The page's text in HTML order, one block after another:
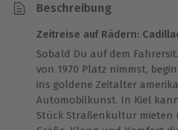
Beschreibung
Zeitreise auf Rädern:
Sobald Du auf dem
von 1970 Platz nimmst,
ins goldene Zeitalter
Automobilkunst. In Kiel
Stück Straßenkultur mieten